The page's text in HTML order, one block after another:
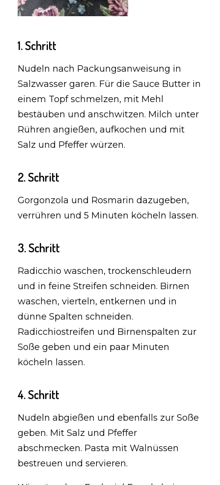
1. Schritt
Nudeln nach Packungsanweisung in
Salzwasser garen. Für die Sauce Butter in
einem Topf schmelzen, mit Mehl
bestäuben und anschwitzen. Milch unter
Rühren angießen, aufkochen und mit
Salz und Pfeffer würzen.
2. Schritt
Gorgonzola und Rosmarin dazugeben,
verrühren und 5 Minuten köcheln lassen.
3. Schritt
Radicchio waschen, trockenschleudern
und in feine Streifen schneiden. Birnen
waschen, vierteln, entkernen und in
dünne Spalten schneiden.
Radicchiostreifen und Birnenspalten zur
Soße geben und ein paar Minuten
köcheln lassen.
4. Schritt
Nudeln abgießen und ebenfalls zur Soße
geben. Mit Salz und Pfeffer
abschmecken. Pasta mit Walnüssen
bestreuen und servieren.